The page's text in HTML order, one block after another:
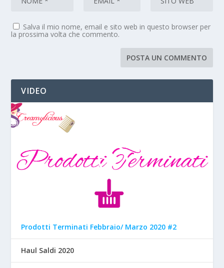
Salva il mio nome, email e sito web in questo browser per
la prossima volta che commento.
VIDEO
Prodotti Terminati Febbraio/ Marzo 2020 #2
Haul Saldi 2020